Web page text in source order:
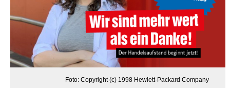
Foto: Copyright (c) 1998 Hewlett-Packard Company